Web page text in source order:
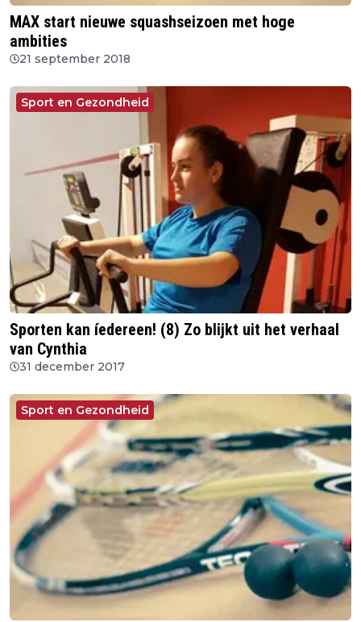
MAX start nieuwe squashseizoen met hoge
ambities
21 september 2018
Sport en Gezondheid
Sporten kan íedereen! (8) Zo blijkt uit het verhaal
van Cynthia
31 december 2017
Sport en Gezondheid